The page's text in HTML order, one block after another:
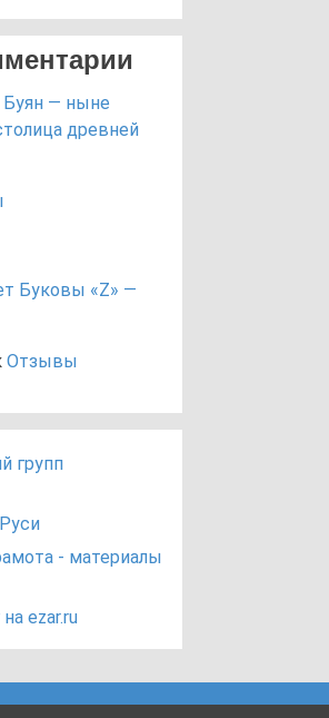
— ныне
древней
Буковы «Z» —
Отзывы
групп
- материалы
ezar.ru